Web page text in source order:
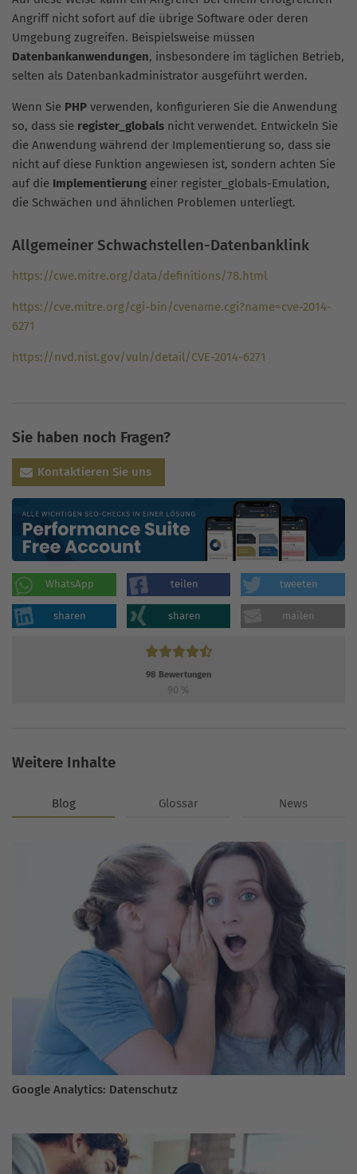
Angriff nicht sofort auf die übrige Software oder deren
Umgebung zugreifen. Beispielsweise müssen
Datenbankanwendungen, insbesondere im täglichen Betrieb,
selten als Datenbankadministrator ausgeführt werden.
Wenn Sie PHP verwenden, konfigurieren Sie die Anwendung
so, dass sie register_globals nicht verwendet. Entwickeln Sie
die Anwendung während der Implementierung so, dass sie
nicht auf diese Funktion angewiesen ist, sondern achten Sie
auf die Implementierung einer register_globals-Emulation,
die Schwächen und ähnlichen Problemen unterliegt.
Allgemeiner Schwachstellen-Datenbanklink
https://cwe.mitre.org/data/definitions/78.html
https://cve.mitre.org/cgi-bin/cvename.cgi?name=cve-2014-
6271
https://nvd.nist.gov/vuln/detail/CVE-2014-6271
Sie haben noch Fragen?
Kontaktieren Sie uns
WhatsApp teilen tweeten
sharen sharen mailen
98 Bewertungen
90 %
Weitere Inhalte
Blog Glossar News
Google Analytics: Datenschutz